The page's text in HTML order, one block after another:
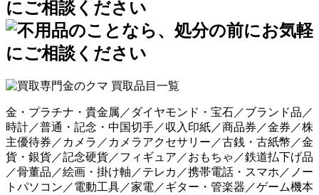
金・プラチナ・貴金属／ダイヤモンド・宝石／ブランド品／
時計／普通・記念・中国切手／収入印紙／商品券／金券／株
主優待券／カメラ／カメラアクセサリー／古銭・古紙幣／金
貨・銀貨／記念硬貨／フィギュア／おもちゃ／鉄道払下げ品
／骨董品／絵画・掛け軸／テレカ／携帯電話・スマホ／ノー
トパソコン／電動工具／家電／ギター・管楽器／ゲーム機本